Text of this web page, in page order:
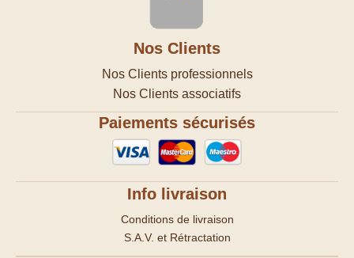
Nos Clients
Nos Clients professionnels
Nos Clients associatifs
Paiements sécurisés
Info livraison
Conditions de livraison
S.A.V. et Rétractation